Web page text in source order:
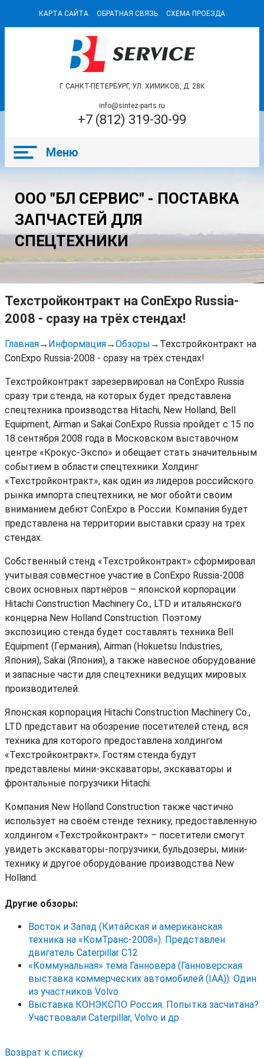
КАРТА САЙТА ОБРАТНАЯ СВЯЗЬ СХЕМА ПРОЕЗДА
Г. САНКТ-ПЕТЕРБУРГ, УЛ. ХИМИКОВ, Д. 28К
info@sintez-parts.ru
+7 (812) 319-30-99
ООО "БЛ СЕРВИС" - ПОСТАВКА
ЗАПЧАСТЕЙ ДЛЯ
СПЕЦТЕХНИКИ
Техстройконтракт на ConExpo Russia-
2008 - сразу на трёх стендах!
Главная→ Информация→Обзоры → Техстройконтракт на
ConExpo Russia-2008 - сразу на трёх стендах!
Техстройконтракт зарезервировал на ConExpo Russia
сразу три стенда, на которых будет представлена
спецтехника производства Hitachi, New Holland, Bell
Equipment, Airman и Sakai ConExpo Russia пройдет с 15 по
18 сентября 2008 года в Московском выставочном
центре «Крокус-Экспо» и обещает стать значительным
событием в области спецтехники. Холдинг
«Техстройконтракт», как один из лидеров российского
рынка импорта спецтехники, не мог обойти своим
вниманием дебют ConExpo в России. Компания будет
представлена на территории выставки сразу на трёх
стендах.
Собственный стенд «Техстройконтракт» сформировал
учитывая совместное участие в ConExpo Russia-2008
своих основных партнёров – японской корпорации
Hitachi Construction Machinery Co., LTD и итальянского
концерна New Holland Construction. Поэтому
экспозицию стенда будет составлять техника Bell
Equipment (Германия), Airman (Hokuetsu Industries,
Япония), Sakai (Япония), а также навесное оборудование
и запасные части для спецтехники ведущих мировых
производителей.
Японская корпорация Hitachi Construction Machinery Co.,
LTD представит на обозрение посетителей стенд, вся
техника для которого предоставлена холдингом
«Техстройконтракт». Гостям стенда будут
представлены мини-экскаваторы, экскаваторы и
фронтальные погрузчики Hitachi.
Компания New Holland Construction также частично
использует на своём стенде технику, предоставленную
холдингом «Техстройконтракт» – посетители смогут
увидеть экскаваторы-погрузчики, бульдозеры, мини-
технику и другое оборудование производства New
Holland.
Другие обзоры:
Восток и Запад (Китайская и американская
техника на «КомТранс-2008»). Представлен
двигатель Caterpillar C12
«Коммунальная» тема Ганновера (Ганноверская
выставка коммерческих автомобилей (IAA)). Один
из участников Volvo
Выставка КОНЭКСПО Россия. Попытка засчитана?
Участвовали Caterpillar, Volvo и др
Возврат к списку